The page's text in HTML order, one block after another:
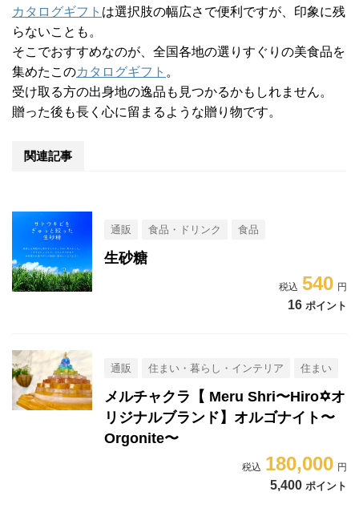
カタログギフト は選択肢の幅広さで便利ですが、印象に残
らないことも。
そこでおすすめなのが、全国各地の選りすぐりの美食品を
集めたこのカタログギフト 。
受け取る方の出身地の逸品も見つかるかもしれません。
贈った後も長く心に留まるような贈り物です。
関連記事
通販 食品・ドリンク 食品
生砂糖
540
16 ポイント
通販 住まい・暮らし・インテリア 住まい
メルチャクラ【 Meru Shri〜Hiro✡オ
リジナルブランド】オルゴナイト〜
Orgonite〜
180,000
5,400 ポイント